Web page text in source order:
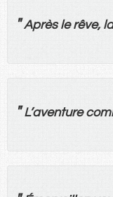
" Après le rêve, la
"L’aventure